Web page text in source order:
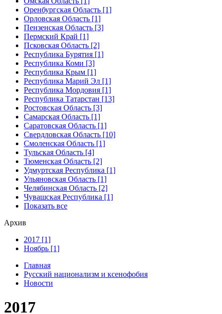
Оренбургская Область [1]
Орловская Область [1]
Пензенская Область [3]
Пермский Край [1]
Псковская Область [2]
Республика Бурятия [1]
Республика Коми [3]
Республика Крым [1]
Республика Марий Эл [1]
Республика Мордовия [1]
Республика Татарстан [13]
Ростовская Область [3]
Самарская Область [1]
Саратовская Область [1]
Свердловская Область [10]
Смоленская Область [1]
Тульская Область [4]
Тюменская Область [2]
Удмуртская Республика [1]
Ульяновская Область [1]
Челябинская Область [2]
Чувашская Республика [1]
Показать все
Архив
2017 [1]
Ноябрь [1]
Главная
Русский национализм и ксенофобия
Новости
2017